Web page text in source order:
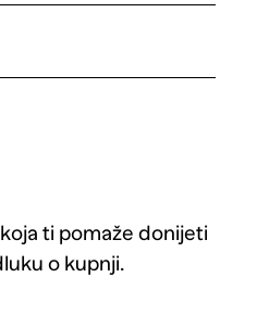
ti pomaže donijeti
o kupnji.